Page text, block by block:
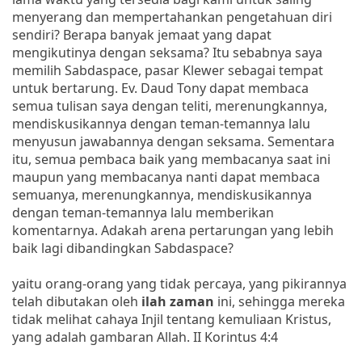
menyerang dan mempertahankan pengetahuan diri
sendiri? Berapa banyak jemaat yang dapat
mengikutinya dengan seksama? Itu sebabnya saya
memilih Sabdaspace, pasar Klewer sebagai tempat
untuk bertarung. Ev. Daud Tony dapat membaca
semua tulisan saya dengan teliti, merenungkannya,
mendiskusikannya dengan teman-temannya lalu
menyusun jawabannya dengan seksama. Sementara
itu, semua pembaca baik yang membacanya saat ini
maupun yang membacanya nanti dapat membaca
semuanya, merenungkannya, mendiskusikannya
dengan teman-temannya lalu memberikan
komentarnya. Adakah arena pertarungan yang lebih
baik lagi dibandingkan Sabdaspace?
yaitu orang-orang yang tidak percaya, yang pikirannya
telah dibutakan oleh ilah zaman ini, sehingga mereka
tidak melihat cahaya Injil tentang kemuliaan Kristus,
yang adalah gambaran Allah. II Korintus 4:4